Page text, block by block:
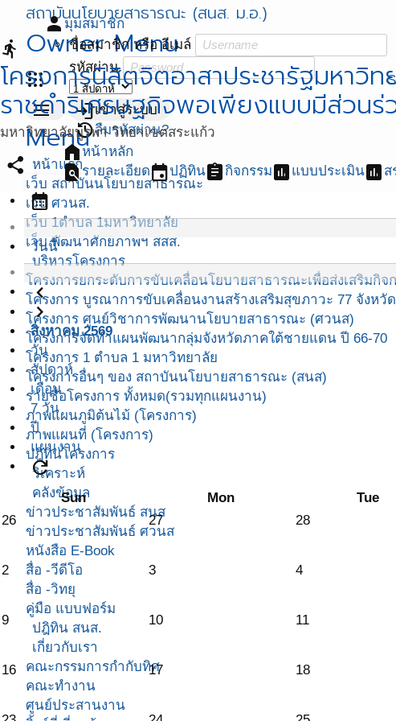
สถาบันนโยบายสาธารณะ (สนส. ม.อ.)
Owner Menu
apps
personมุมสมาชิก
ชื่อสมาชิก หรือ อีเมล์
รหัสผ่าน
loginเข้าสู่ระบบ
restoreลืมรหัสผ่าน?
menu
Menu
หน้าแรก
เว็บ สถาบันนโยบายสาธารณะ
เว็บ ศวนส.
เว็บ 1ตำบล 1มหาวิทยาลัย
เว็บ พัฒนาศักยภาพฯ สสส.
บริหารโครงการ
โครงการยกระดับการขับเคลื่อนโยบายสาธารณะเพื่อส่งเสริมกิ
โครงการ บูรณาการขับเคลื่อนงานสร้างเสริมสุขภาวะ 77 จังหวัด
โครงการ ศูนย์วิชาการพัฒนานโยบายสาธารณะ (ศวนส)
โครงการจัดทำแผนพัฒนากลุ่มจังหวัดภาคใต้ชายแดน ปี 66-70
โครงการ 1 ตำบล 1 มหาวิทยาลัย
โครงการอื่นๆ ของ สถาบันนโยบายสาธารณะ (สนส)
รายชื่อโครงการ ทั้งหมด(รวมทุกแผนงาน)
ภาพแผนภูมิต้นไม้ (โครงการ)
ภาพแผนที่ (โครงการ)
ปฎิทินโครงการ
วิเคราะห์
คลังข้อมูล
ข่าวประชาสัมพันธ์ สนส
ข่าวประชาสัมพันธ์ ศวนส
หนังสือ E-Book
สื่อ -วีดีโอ
สื่อ -วิทยุ
คู่มือ แบบฟอร์ม
ปฎิทิน สนส.
เกี่ยวกับเรา
คณะกรรมการกำกับทิศ
คณะทำงาน
ศูนย์ประสานงาน
directions_run
โครงการนิสิตจิตอาสาประชารัฐมห
ราชดำริเศรษฐกิจพอเพียงแบบมีส่วน
มหาวิทยาลัยบูรพา วิทยาเขตสระแก้ว
share
homeหน้าหลัก
find_in_pageรายละเอียดeventปฏิทินassignmentกิจกรรมassessment แบบประเมินassessment ส
calendar_month
วันนี้
navigate_before
navigate_next
สิงหาคม 2569
วัน
สัปดาห์
เดือน
7 วัน
ปี
แผนงาน
refresh
Sun Mon Tue
26
27 28
2 3 4
9 10 11
16 17 18